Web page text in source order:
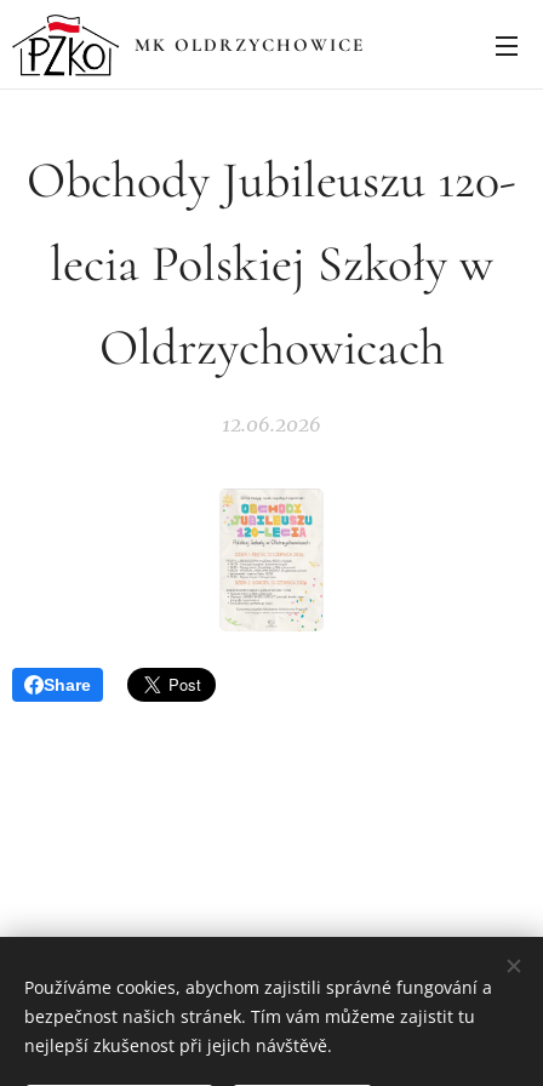
MK OLDRZYCHOWICE
Obchody Jubileuszu 120-
lecia Polskiej Szkoły w
Oldrzychowicach
12.06.2026
Share
Používáme cookies, abychom zajistili správné fungování a
bezpečnost našich stránek. Tím vám můžeme zajistit tu
nejlepší zkušenost při jejich návštěvě.